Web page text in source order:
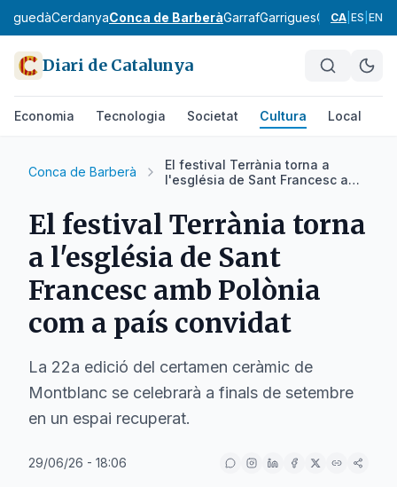
CerdanyaConca de BarberàGarrafGarriguesGarrotxa
CA ES EN
Diari de Catalunya
Economia Tecnologia Societat Cultura Local
Conca de Barberà
El festival Terrània torna a
l'església de Sant Francesc amb
El festival Terrània torna
a l'església de Sant
Francesc amb Polònia
com a país convidat
La 22a edició del certamen ceràmic de
Montblanc se celebrarà a finals de setembre
en un espai recuperat.
29/06/26 - 18:06